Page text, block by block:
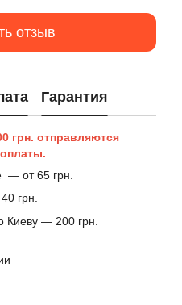
отзыв
Гарантия
грн. отправляются
— от 65 грн.
грн.
Киеву — 200 грн.